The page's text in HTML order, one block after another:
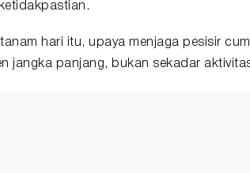
hari itu, upaya menjaga pesisir
jangka panjang, bukan sekadar